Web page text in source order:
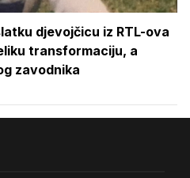
djevojčicu iz RTL-ova
transformaciju, a
zavodnika